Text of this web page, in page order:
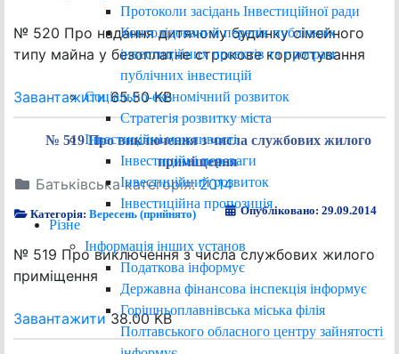
Протоколи засідань Інвестиційної ради
Консолідований перелік публічних
інвестиційних проектів та програм
публічних інвестицій
Соціально-економічний розвиток
Стратегія розвитку міста
Інвестиційні можливості
Інвестиційні переваги
Інвестиційний розвиток
Інвестиційна пропозиція
Різне
Інформація інших установ
Податкова інформує
Державна фінансова інспекція інформує
Горішньоплавнівська міська філія
Полтавського обласного центру зайнятості
№ 520 Про надання дитячому будинку сімейного
типу майна у безоплатне строкове користування
Завантажити65.50 KB
№ 519 Про виключення з числа службових жилого
приміщення
Батьківська категорія:2014
Категорія:Вересень (прийнято) Опубліковано: 29.09.2014
№ 519 Про виключення з числа службових жилого
приміщення
Завантажити38.00 KB